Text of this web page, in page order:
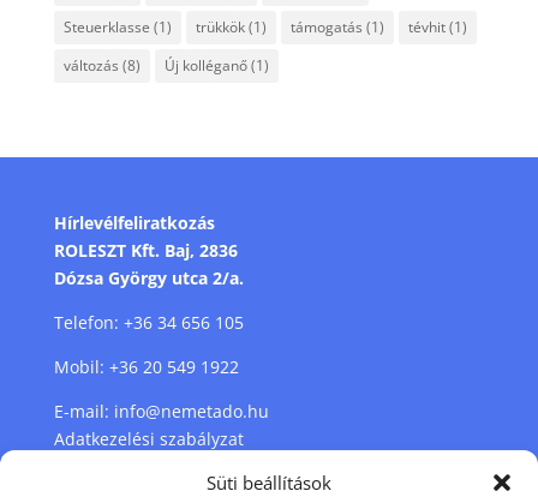
Süti beállítások
Steuerklasse (1) trükkök(1) támogatás (1) tévhit(1)
változás (8) Új kolléganő(1)
Hírlevélfeliratkozás
ROLESZT Kft. Baj, 2836
Dózsa György utca 2/a.
Telefon: +36 34 656 105
Mobil: +36 20 549 1922
E-mail: info@nemetado.hu
Adatkezelési szabályzat